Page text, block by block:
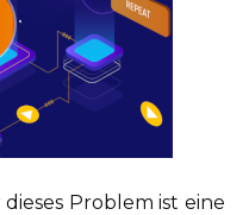
Problem ist eine